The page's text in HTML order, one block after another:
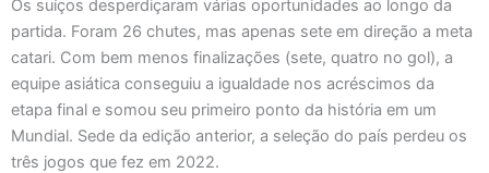
Os suíços desperdiçaram várias oportunidades ao longo da
partida. Foram 26 chutes, mas apenas sete em direção a meta
catari. Com bem menos finalizações (sete, quatro no gol), a
equipe asiática conseguiu a igualdade nos acréscimos da
etapa final e somou seu primeiro ponto da história em um
Mundial. Sede da edição anterior, a seleção do país perdeu os
três jogos que fez em 2022.